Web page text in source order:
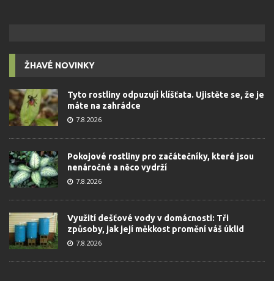
ŽHAVÉ NOVINKY
Tyto rostliny odpuzují klíšťata. Ujistěte se, že je
máte na zahrádce
7.8.2026
Pokojové rostliny pro začátečníky, které jsou
nenáročné a něco vydrží
7.8.2026
Využití dešťové vody v domácnosti: Tři
způsoby, jak její měkkost promění váš úklid
7.8.2026